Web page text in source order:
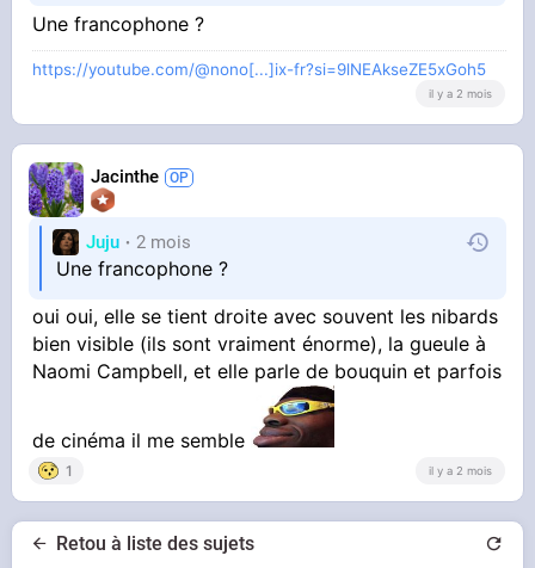
Une francophone ?
https://youtube.com/@nono[...]ix-fr?si=9lNEAkseZE5xGoh5
il y a 2 mois
Jacinthe
Juju 2 mois
Une francophone ?
oui oui, elle se tient droite avec souvent les nibards
bien visible (ils sont vraiment énorme), la gueule à
Naomi Campbell, et elle parle de bouquin et parfois
de cinéma il me semble
1 il y a 2 mois
Retou à liste des sujets